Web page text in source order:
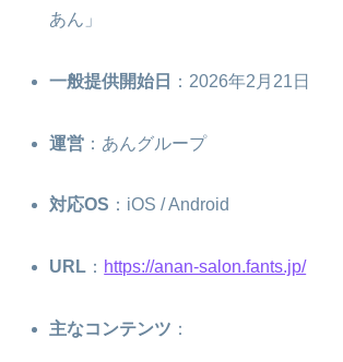
あん」
一般提供開始日 ：2026年2月21日
運営 ：あんグループ
対応OS ：iOS / Android
URL ： https://anan-salon.fants.jp/
主なコンテンツ ：